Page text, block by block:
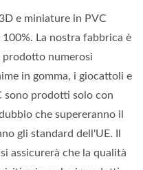
e miniature in PVC
La nostra fabbrica è
prodotto numerosi
in gomma, i giocattoli e
sono prodotti solo con
che supereranno il
gli standard dell'UE. Il
assicurerà che la qualità